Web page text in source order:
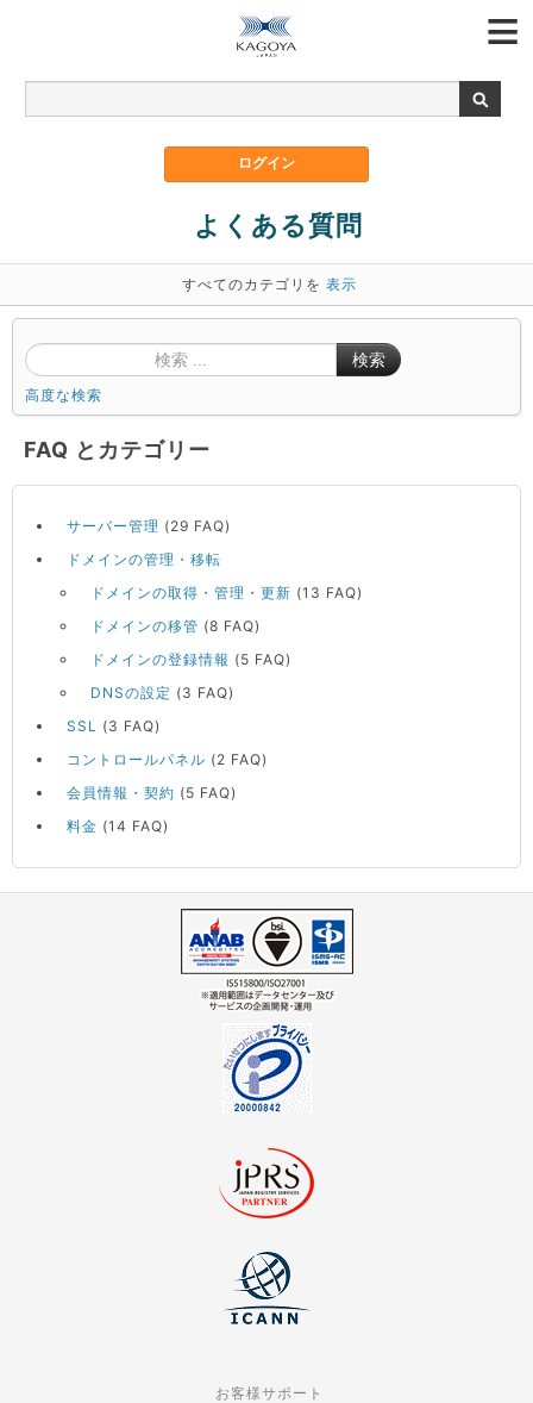
よくある質問
すべてのカテゴリを 表示
検索
高度な検索
FAQ とカテゴリー
サーバー管理 (29 FAQ)
ドメインの管理・移転
ドメインの取得・管理・更新 (13 FAQ)
ドメインの移管 (8 FAQ)
ドメインの登録情報 (5 FAQ)
DNSの設定 (3 FAQ)
SSL
(3 FAQ)
コントロールパネル (2 FAQ)
会員情報・契約 (5 FAQ)
料金 (14 FAQ)
お客様サポート